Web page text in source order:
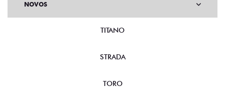
NOVOS
TITANO
STRADA
TORO